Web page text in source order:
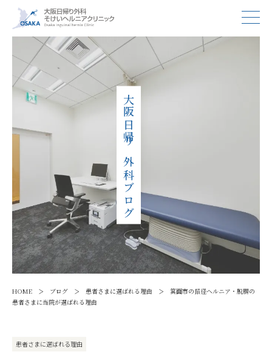
大阪日帰り外科ブログ
HOME > ブログ > 患者さまに選ばれる理由 >
箕面市の鼠径ヘルニア・脱腸の
患者さまに当院が選ばれる理由
患者さまに選ばれる理由